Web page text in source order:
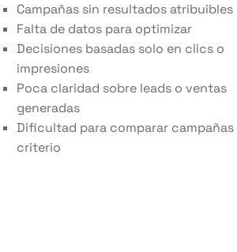
Campañas sin resultados atribuibles
Falta de datos para optimizar
Decisiones basadas solo en clics o
impresiones
Poca claridad sobre leads o ventas
generadas
Dificultad para comparar
criterio